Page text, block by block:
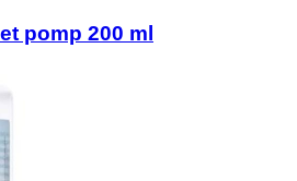
pomp 200 ml